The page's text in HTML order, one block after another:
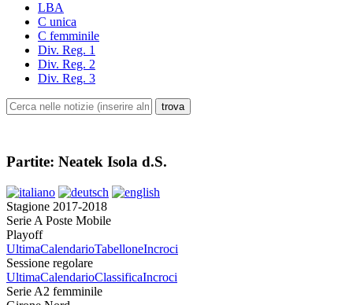
LBA
C unica
C femminile
Div. Reg. 1
Div. Reg. 2
Div. Reg. 3
Partite: Neatek Isola d.S.
Stagione 2017-2018
Serie A Poste Mobile
Playoff
UltimaCalendarioTabelloneIncroci
Sessione regolare
UltimaCalendarioClassificaIncroci
Serie A2 femminile